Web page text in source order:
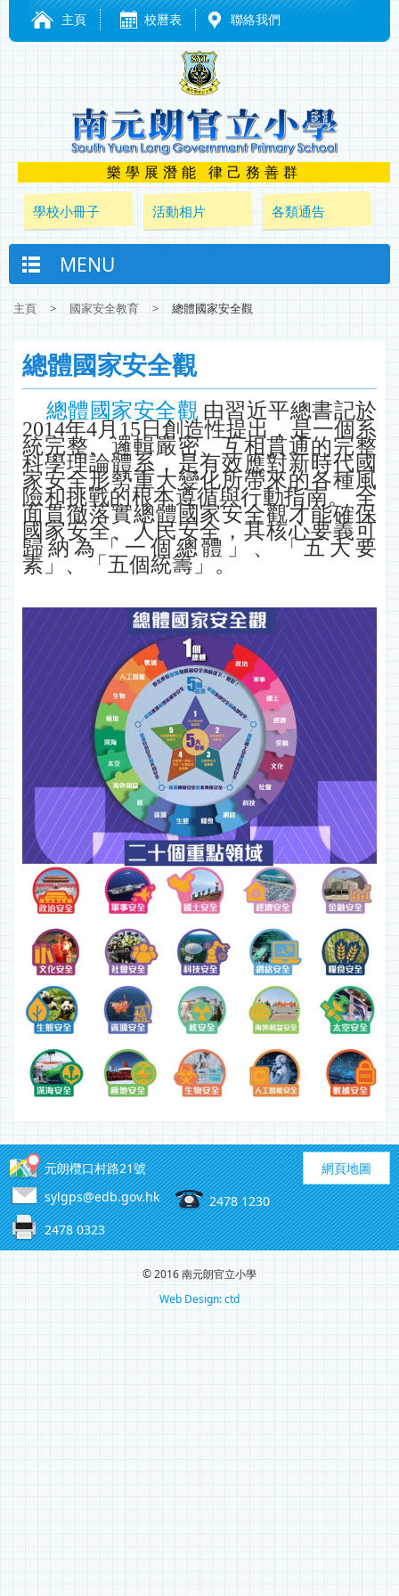
主頁 校曆表 聯絡我們
樂學展潛能 律己務善群
學校小冊子 活動相片 各類通告
MENU
主頁 > 國家安全教育 > 總體國家安全觀
總體國家安全觀
總體國家安全觀 由習近平總書記於
2014年4月15日創造性提出，是一個系
統完整、邏輯嚴密、互相貫通的完整
科學理論體系，是有效應對新時代國
家安全形勢重大變化所帶來的各種風
險和挑戰的根本遵循與行動指南。 全
面貫徹落實總體國家安全觀才能確保
國家安全、人民安全，其核心要義可
歸納為「一個總體」、「五大要
素」、「五個統籌」。
網頁地圖
元朗欖口村路21號
sylgps@edb.gov.hk
2478 1230
2478 0323
© 2016 南元朗官立小學
Web Design: ctd